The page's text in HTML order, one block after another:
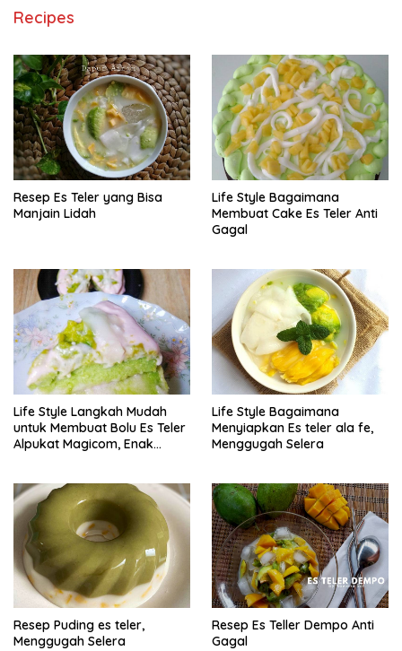
Recipes
Resep Es Teler yang Bisa
Manjain Lidah
Life Style Bagaimana
Membuat Cake Es Teler Anti
Gagal
Life Style Langkah Mudah
untuk Membuat Bolu Es Teler
Alpukat Magicom, Enak
Life Style Bagaimana
Menyiapkan Es teler ala fe,
Menggugah Selera
Resep Puding es teler,
Menggugah Selera
Resep Es Teller Dempo Anti
Gagal